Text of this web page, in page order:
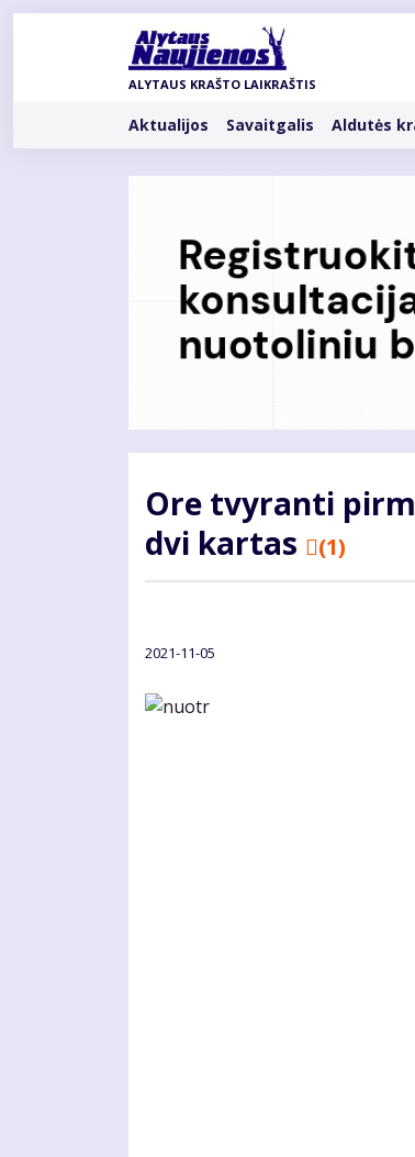
Pereiti
ALYTAUS KRAŠTO LAIKRAŠTIS
Rubrikos
Aktualijos Savaitgalis Aldutės
Ore tvyranti
dvi kartas
(1)
2021-11-05